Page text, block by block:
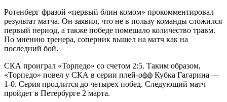
Ротенберг фразой «первый блин комом» прокомментировал
результат матча. Он заявил, что не в пользу команды сложился
первый период, а также победе помешало количество травм.
По мнению тренера, соперник вышел на матч как на
последний бой.
СКА проиграл «Торпедо» со счетом 2:5. Таким образом,
«Торпедо» повел у СКА в серии плей-офф Кубка Гагарина —
1-0. Серия продлится до четырех побед. Следующий матч
пройдет в Петербурге 2 марта.